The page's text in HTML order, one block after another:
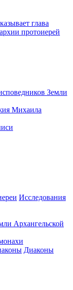
глава
протоиерей
Исследования
Архангельской
Диаконы